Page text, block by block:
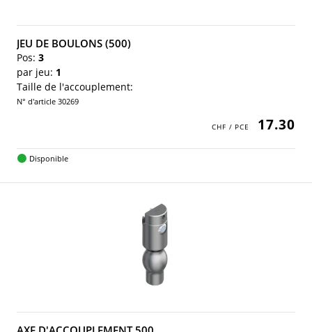
JEU DE BOULONS (500)
Pos: 3
par jeu: 1
Taille de l'accouplement:
N° d'article 30269
17.30
Disponible